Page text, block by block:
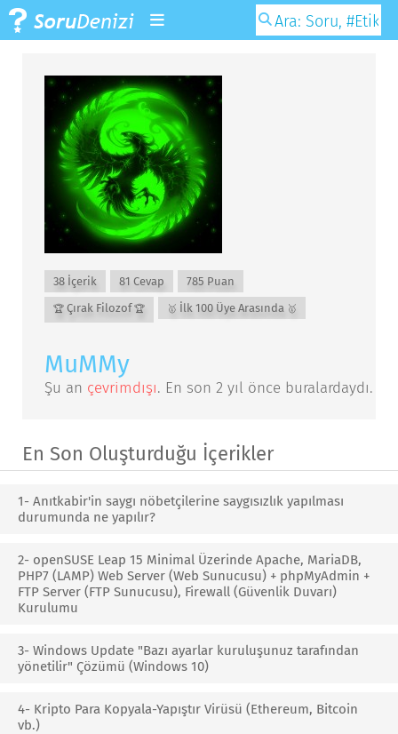
38 İçerik 81 Cevap 785 Puan
🏆 Çırak Filozof🏆 🥇 İlk 100 Üye Arasında 🥇
MuMMy
Şu an çevrimdışı. En son 2 yıl önce buralardaydı.
En Son Oluşturduğu İçerikler
1- Anıtkabir'in saygı nöbetçilerine saygısızlık yapılması
durumunda ne yapılır?
2- openSUSE Leap 15 Minimal Üzerinde Apache, MariaDB,
PHP7 (LAMP) Web Server (Web Sunucusu) + phpMyAdmin +
FTP Server (FTP Sunucusu), Firewall (Güvenlik Duvarı)
Kurulumu
3- Windows Update "Bazı ayarlar kuruluşunuz tarafından
yönetilir" Çözümü (Windows 10)
4- Kripto Para Kopyala-Yapıştır Virüsü (Ethereum, Bitcoin
vb.)